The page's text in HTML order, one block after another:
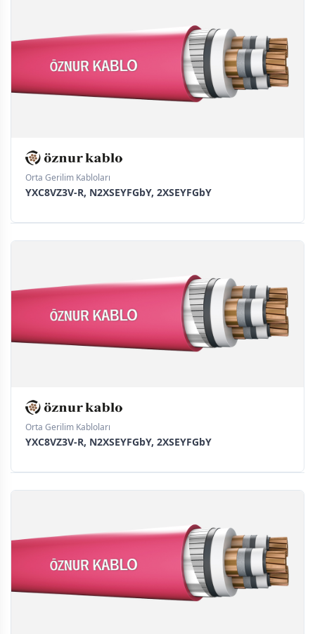
Orta Gerilim Kabloları
YXC8VZ3V-R, N2XSEYFGbY, 2XSEYFGbY
Orta Gerilim Kabloları
YXC8VZ3V-R, N2XSEYFGbY, 2XSEYFGbY